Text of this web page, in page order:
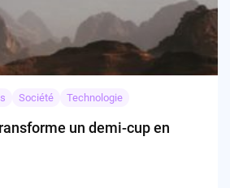
Société Technologie
un demi-cup en